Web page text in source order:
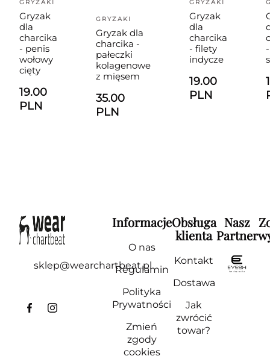
GRYZAKI
Gryzak
dla
charcika
- penis
wołowy
cięty
19.00
PLN
GRYZAKI
Gryzak dla
charcika -
pałeczki
kolagenowe
z mięsem
35.00
PLN
GRYZAKI
Gryzak
dla
charcika
- filety
indycze
19.00
PLN
sklep@wearchartbeat.pl
Informacje
O nas
Regulamin
Polityka
Prywatności
Zmień
zgody
cookies
Obsługa
klienta
Kontakt
Dostawa
Jak
zwrócić
towar?
Nasz
Partner